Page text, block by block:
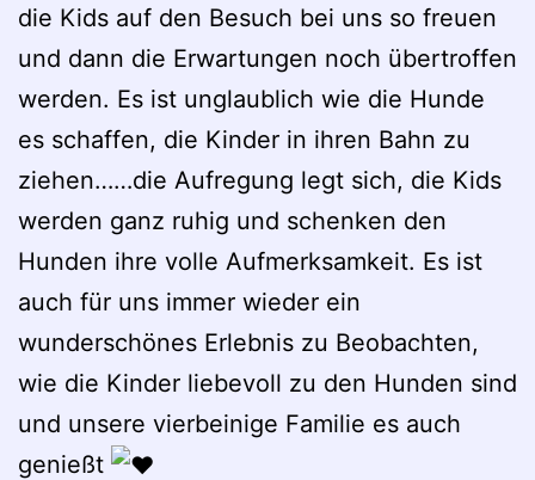
die Kids auf den Besuch bei uns so freuen
und dann die Erwartungen noch übertroffen
werden. Es ist unglaublich wie die Hunde
es schaffen, die Kinder in ihren Bahn zu
ziehen……die Aufregung legt sich, die Kids
werden ganz ruhig und schenken den
Hunden ihre volle Aufmerksamkeit. Es ist
auch für uns immer wieder ein
wunderschönes Erlebnis zu Beobachten,
wie die Kinder liebevoll zu den Hunden sind
und unsere vierbeinige Familie es auch
genießt